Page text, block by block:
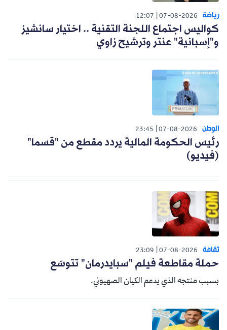
رياضة 07-08-2026
12:07
كواليس اجتماع اللجنة التقنية .. اختيار سانشيز
و"إسبانية" عنتر وترشيح زاوي
الوطن 07-08-2026
23:45
رئيس الحكومة المالية يردد مقطع من "قسما"
(فيديو)
ثقافة 07-08-2026
23:09
حملة مقاطعة فيلم "سبايدرمان" تتوسّع
بسبب منتجه الذي يدعم الكيان الصهيوني.